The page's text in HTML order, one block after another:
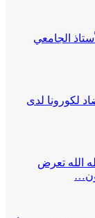
الجامعي
لكورونا لدى
الله تعرض